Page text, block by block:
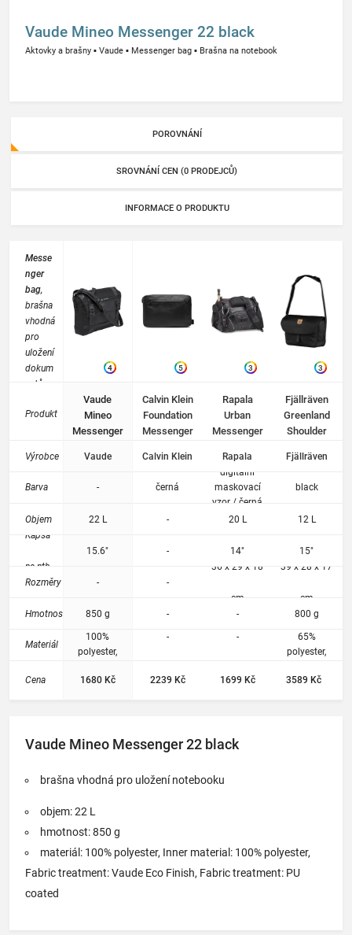
Vaude Mineo Messenger 22 black
Aktovky a brašny ▪ Vaude ▪ Messenger bag ▪ Brašna na notebook
POROVNÁNÍ
SROVNÁNÍ CEN (0 PRODEJCŮ)
INFORMACE O PRODUKTU
Messe
nger
bag,
brašna
vhodná
pro
uložení
dokum
entů,
ch
notebo
k pro
přenos
nání i
školy.
Produkt
Výrobce
Barva
Objem
Kapsa
na ntb.
Rozměry
Hmotnost
Materiál
Cena
4
Vaude
Mineo
Messenger
Vaude
-
22 L
15.6"
-
850 g
100%
polyester,
material:
treatment:
Fabric
PU coated
1680 Kč
5
Calvin Klein
Foundation
Messenger
Černá
Calvin Klein
černá
-
-
-
-
-
2239 Kč
3
Rapala
Urban
Messenger
Rapala
digitální
maskovací
vzor / černá
20 L
14"
36 x 29 x 18
cm
-
-
1699 Kč
3
Fjällräven
Greenland
Shoulder
Fjällräven
black
12 L
15"
39 x 28 x 17
cm
800 g
65%
polyester,
3589 Kč
Vaude Mineo Messenger 22 black
brašna vhodná pro uložení notebooku
objem: 22 L
hmotnost: 850 g
materiál: 100% polyester, Inner material: 100% polyester,
Fabric treatment: Vaude Eco Finish, Fabric treatment: PU
coated